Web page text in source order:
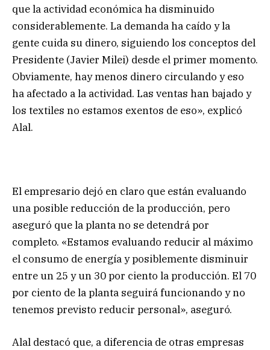
que la actividad económica ha disminuido
considerablemente. La demanda ha caído y la
gente cuida su dinero, siguiendo los conceptos del
Presidente (Javier Milei) desde el primer momento.
Obviamente, hay menos dinero circulando y eso
ha afectado a la actividad. Las ventas han bajado y
los textiles no estamos exentos de eso», explicó
Alal.
El empresario dejó en claro que están evaluando
una posible reducción de la producción, pero
aseguró que la planta no se detendrá por
completo. «Estamos evaluando reducir al máximo
el consumo de energía y posiblemente disminuir
entre un 25 y un 30 por ciento la producción. El 70
por ciento de la planta seguirá funcionando y no
tenemos previsto reducir personal», aseguró.
Alal destacó que, a diferencia de otras empresas